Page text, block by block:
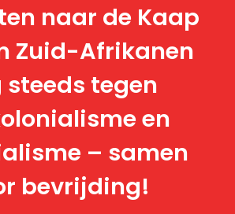
naar de Kaap
Zuid-Afrikanen
steeds tegen
en
– samen
bevrijding!